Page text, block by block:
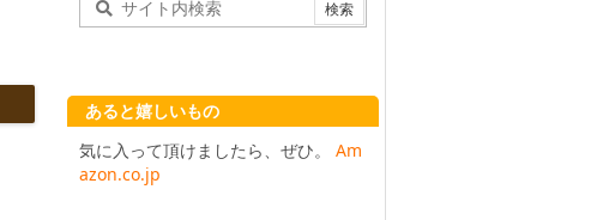
あると嬉しいもの
気に入って頂けましたら、ぜひ。 Am
azon.co.jp